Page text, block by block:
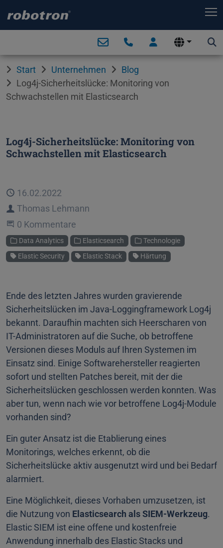
Start Unternehmen
Blog
Log4j-Sicherheitslücke: Monitoring von
Schwachstellen mit Elasticsearch
Log4j-Sicherheitslücke: Monitoring von
Schwachstellen mit Elasticsearch
Veröffentlicht
16.02.2022
Autor
Thomas Lehmann
Beginne eine Unterhaltung
0 Kommentare
Kategorien
Data Analytics Elasticsearch Technologie
Schlagworte
Elastic Security Elastic Stack Härtung
Ende des letzten Jahres wurden gravierende
Sicherheitslücken im Java-Loggingframework Log4j
bekannt. Daraufhin machten sich Heerscharen von
IT-Administratoren auf die Suche, ob betroffene
Versionen dieses Moduls auf Ihren Systemen im
Einsatz sind. Einige Softwarehersteller reagierten
sofort und stellten Patches bereit, mit der die
Sicherheitslücken geschlossen werden konnten. Was
aber tun, wenn nach wie vor betroffene Log4j-Module
vorhanden sind?
Ein guter Ansatz ist die Etablierung eines
Monitorings, welches erkennt, ob die
Sicherheitslücke aktiv ausgenutzt wird und bei Bedarf
alarmiert.
Eine Möglichkeit, dieses Vorhaben umzusetzen, ist
die Nutzung von Elasticsearch als SIEM-Werkzeug.
Elastic SIEM ist eine offene und kostenfreie
Anwendung innerhalb des Elastic Stacks und